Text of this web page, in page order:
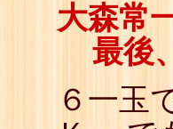
大森常
最後
６一玉